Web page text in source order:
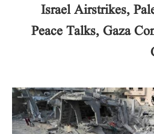
Israel Airstrikes,
Peace Talks, Gaza